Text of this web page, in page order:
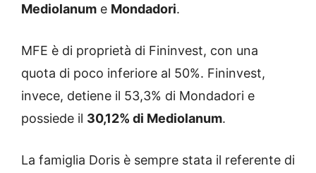
Mediolanum e Mondadori.
MFE è di proprietà di Fininvest, con una
quota di poco inferiore al 50%. Fininvest,
invece, detiene il 53,3% di Mondadori e
possiede il 30,12% di Mediolanum.
La famiglia Doris è sempre stata il referente di